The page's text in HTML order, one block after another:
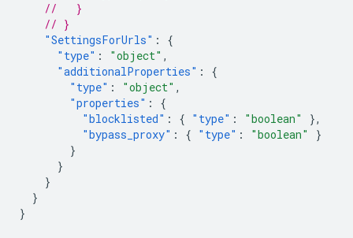
//   }
// }
"SettingsForUrls" :
{
"type" : "object" ,
"additionalProperties" :
{
"type" : "object" ,
"properties" :
{
"blocklisted" : { "type" : "boolean"
},
"bypass_proxy" : { "type" : "boolean"
}
}
}
}
}
}